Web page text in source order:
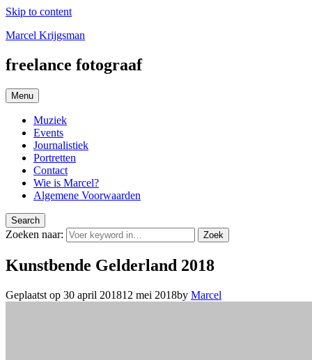
Skip to content
Marcel Krijgsman
freelance fotograaf
Menu
Muziek
Events
Journalistiek
Portretten
Contact
Wie is Marcel?
Algemene Voorwaarden
Search
Zoeken naar: Zoek
Kunstbende Gelderland 2018
Geplaatst op 30 april 201812 mei 2018by Marcel